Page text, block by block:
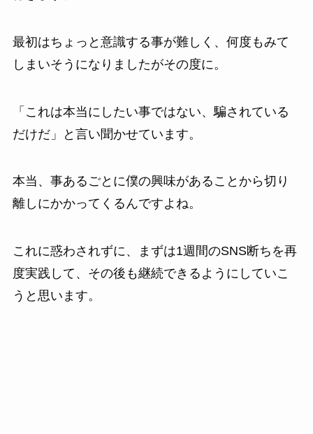
最初はちょっと意識する事が難しく、何度もみて
しまいそうになりましたがその度に。
「これは本当にしたい事ではない、騙されている
だけだ」と言い聞かせています。
本当、事あるごとに僕の興味があることから切り
離しにかかってくるんですよね。
これに惑わされずに、まずは1週間のSNS断ちを再
度実践して、その後も継続できるようにしていこ
うと思います。